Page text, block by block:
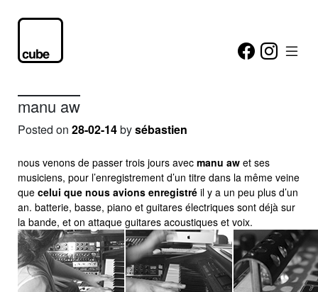
manu aw
Posted on 28-02-14bysébastien
nous venons de passer trois jours avec manu aw et ses
musiciens, pour l’enregistrement d’un titre dans la même veine
que celui que nous avions enregistré il y a un peu plus d’un
an. batterie, basse, piano et guitares électriques sont déjà sur
la bande, et on attaque guitares acoustiques et voix.